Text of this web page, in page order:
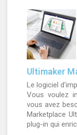
Ultimaker
Le logiciel
Vous voulez
vous avez
Marketplace
plug-in qui